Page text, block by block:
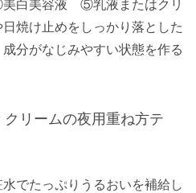
美容液 ⑤乳液またはクリ
焼け止めをしっかり落とした
分がなじみやすい状態を作る
リームの夜用重ね方テ
でたっぷりうるおいを補給し